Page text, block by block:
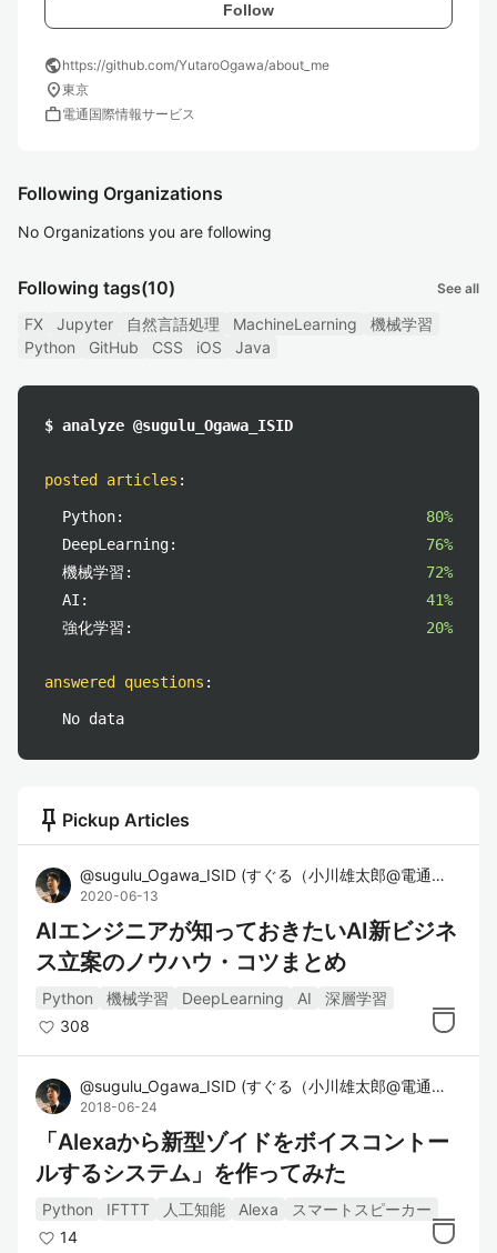
Follow
publichttps://github.com/YutaroOgawa/about_me
location_on東京
work電通国際情報サービス
Following Organizations
No Organizations you are following
Following tags(10) See all
FX Jupyter 自然言語処理 MachineLearning
機械学習
Python
GitHub CSS iOS Java
$ analyze @sugulu_Ogawa_ISID
posted articles :
Python:
80%
DeepLearning:
76%
機械学習:
72%
AI:
41%
強化学習:
20%
answered questions :
No data
push_pin Pickup Articles
@sugulu_Ogawa_ISID (すぐる（小川雄太郎@電通国際情報サービスISID）
2020-06-13
AIエンジニアが知っておきたいAI新ビジネ
ス立案のノウハウ・コツまとめ
Python 機械学習 DeepLearning AI
深層学習
308
@sugulu_Ogawa_ISID (すぐる（小川雄太郎@電通国際情報サービスISID）
2018-06-24
「Alexaから新型ゾイドをボイスコントー
ルするシステム」を作ってみた
Python IFTTT 人工知能 Alexa
スマートスピーカー
14